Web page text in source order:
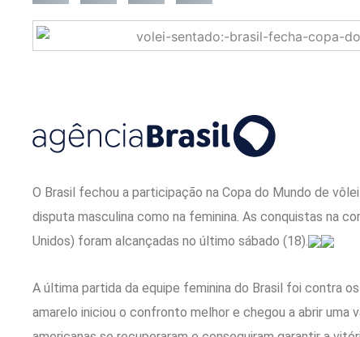
O Brasil fechou a participação na Copa do Mundo de
disputa masculina como na feminina. As conquistas na
Unidos) foram alcançadas no último sábado (18).
A última partida da equipe feminina do Brasil foi contra
amarelo iniciou o confronto melhor e chegou a abrir uma